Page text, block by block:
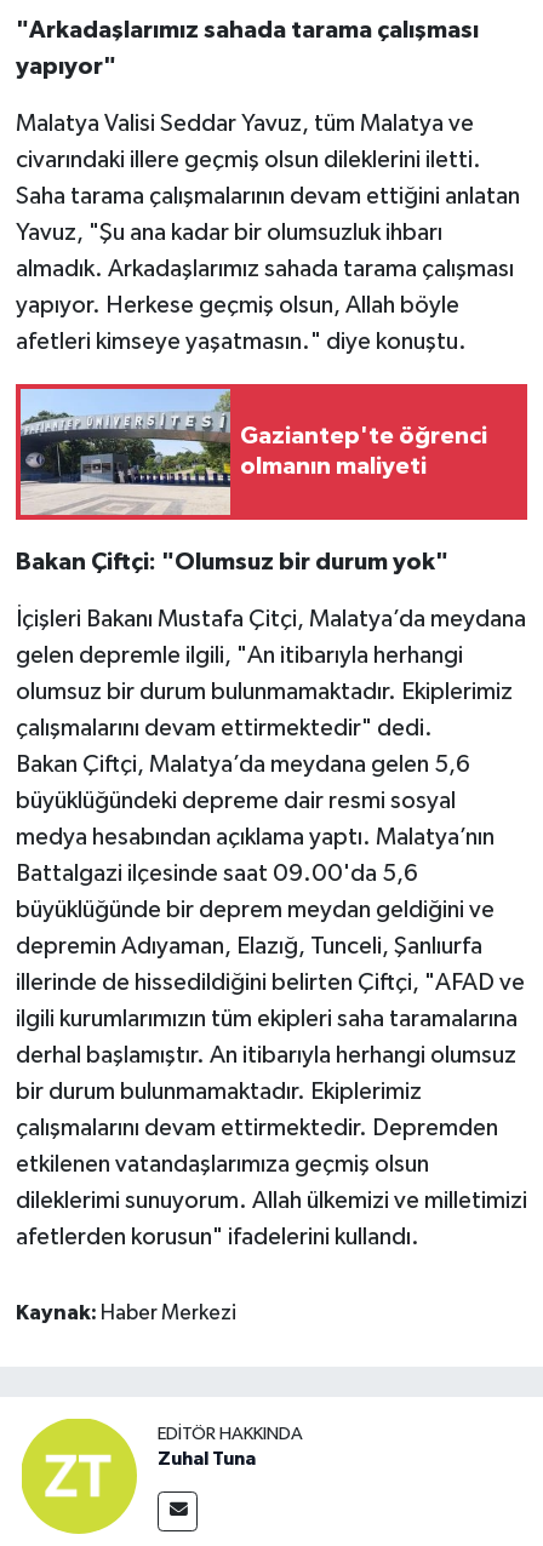
"Arkadaşlarımız sahada tarama çalışması
yapıyor"
Malatya Valisi Seddar Yavuz, tüm Malatya ve
civarındaki illere geçmiş olsun dileklerini iletti.
Saha tarama çalışmalarının devam ettiğini anlatan
Yavuz, "Şu ana kadar bir olumsuzluk ihbarı
almadık. Arkadaşlarımız sahada tarama çalışması
yapıyor. Herkese geçmiş olsun, Allah böyle
afetleri kimseye yaşatmasın." diye konuştu.
Gaziantep'te öğrenci
olmanın maliyeti
Bakan Çiftçi: "Olumsuz bir durum yok"
İçişleri Bakanı Mustafa Çitçi, Malatya’da meydana
gelen depremle ilgili, "An itibarıyla herhangi
olumsuz bir durum bulunmamaktadır. Ekiplerimiz
çalışmalarını devam ettirmektedir" dedi.
Bakan Çiftçi, Malatya’da meydana gelen 5,6
büyüklüğündeki depreme dair resmi sosyal
medya hesabından açıklama yaptı. Malatya’nın
Battalgazi ilçesinde saat 09.00'da 5,6
büyüklüğünde bir deprem meydan geldiğini ve
depremin Adıyaman, Elazığ, Tunceli, Şanlıurfa
illerinde de hissedildiğini belirten Çiftçi, "AFAD ve
ilgili kurumlarımızın tüm ekipleri saha taramalarına
derhal başlamıştır. An itibarıyla herhangi olumsuz
bir durum bulunmamaktadır. Ekiplerimiz
çalışmalarını devam ettirmektedir. Depremden
etkilenen vatandaşlarımıza geçmiş olsun
dileklerimi sunuyorum. Allah ülkemizi ve milletimizi
afetlerden korusun" ifadelerini kullandı.
Kaynak: Haber Merkezi
EDITÖR HAKKINDA
Zuhal Tuna
Yaşam
Yemek